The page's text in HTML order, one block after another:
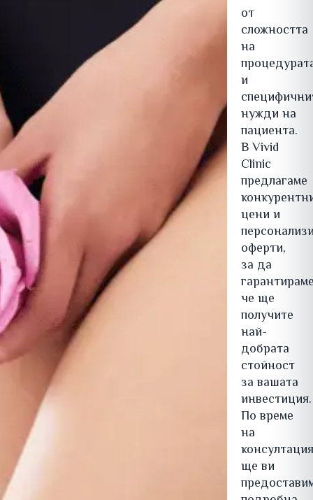
от
сложността
на
и
нужди на
пациента.
В Vivid
Clinic
предлагаме
цени и
оферти,
за да
че ще
получите
най-
добрата
стойност
за вашата
инвестиция.
По време
на
ще ви